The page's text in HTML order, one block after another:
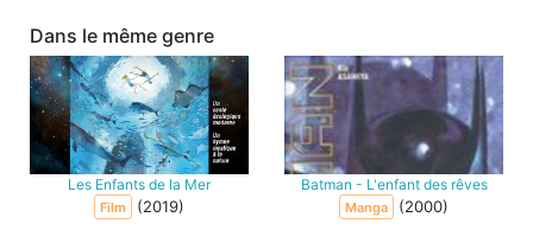
Dans le même genre
Les Enfants de la Mer
Film (2019)
Batman - L'enfant des rêves
Manga (2000)